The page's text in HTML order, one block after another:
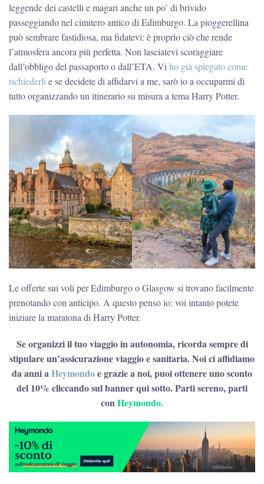
leggende dei castelli e magari anche un po’ di brivido
passeggiando nel cimitero antico di Edimburgo. La pioggerellina
può sembrare fastidiosa, ma fidatevi: è proprio ciò che rende
l’atmosfera ancora più perfetta. Non lasciatevi scoraggiare
dall’obbligo del passaporto o dall’ETA. Vi ho già spiegato come
richiederli e se decidete di affidarvi a me, sarò io a occuparmi di
tutto organizzando un itinerario su misura a tema Harry Potter.
Le offerte sui voli per Edimburgo o Glasgow si trovano facilmente
prenotando con anticipo. A questo penso io: voi intanto potete
iniziare la maratona di Harry Potter.
Se organizzi il tuo viaggio in autonomia, ricorda sempre di
stipulare un’assicurazione viaggio e sanitaria. Noi ci affidiamo
da anni aHeymondoe grazie a noi, puoi ottenere uno sconto
del 10% cliccando sul banner qui sotto. Parti sereno, parti
conHeymondo.